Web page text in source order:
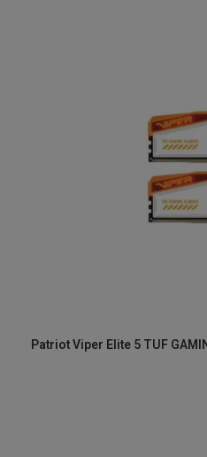
Patriot Viper Elite 5 TUF